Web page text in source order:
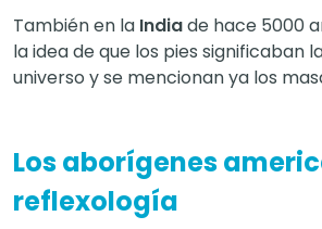
También en la Indiade hace 5000
la idea de que los pies significaban
universo y se mencionan ya los
Los aborígenes
reflexología